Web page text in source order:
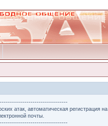
атак, автоматическая регистрация
почты.